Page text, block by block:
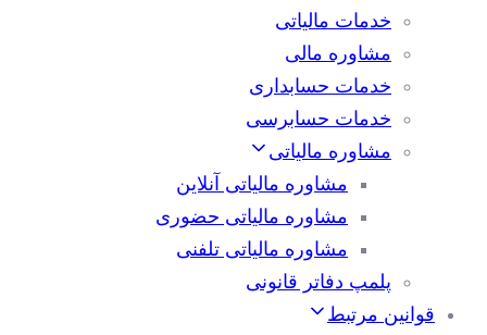
خدمات مالیاتی
مشاوره مالی
خدمات حسابداری
خدمات حسابرسی
مشاوره مالیاتی
مشاوره مالیاتی آنلاین
مشاوره مالیاتی حضوری
مشاوره مالیاتی تلفنی
پلمپ دفاتر قانونی
قوانین مرتبط